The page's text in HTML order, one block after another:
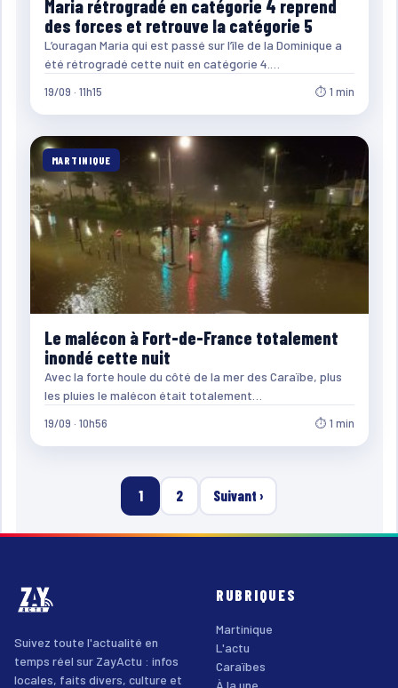
Maria rétrogradé en catégorie 4 reprend
des forces et retrouve la catégorie 5
L’ouragan Maria qui est passé sur l’île de la Dominique a
été rétrogradé cette nuit en catégorie 4.…
19/09 · 11h15 ⏱ 1 min
MARTINIQUE
Le malécon à Fort-de-France totalement
inondé cette nuit
Avec la forte houle du côté de la mer des Caraïbe, plus
les pluies le malécon était totalement…
19/09 · 10h56 ⏱ 1 min
1 2 Suivant ›
Suivez toute l'actualité en
temps réel sur ZayActu : infos
locales, faits divers, culture et
RUBRIQUES
Martinique
L'actu
Caraïbes
À la une